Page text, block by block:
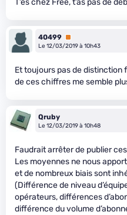
T’es chez Free, t’as pas de
40499 Premium
Le 12/03/2019 à 10h43
Et toujours pas de distinction
de ces chiffres me semble
Qruby
Le 12/03/2019 à 10h48
Faudrait arrêter de publier
Les moyennes ne nous
et de nombreux biais sont
(Différence de niveau
opérateurs, différences
différence du volume